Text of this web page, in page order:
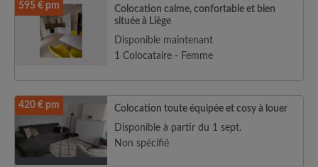
595 € pm
Colocation calme, confortable et bien
située à Liège
Disponible maintenant
1 Colocataire - Femme
420 € pm
Colocation toute équipée et cosy à louer
Disponible à partir du 1 sept.
Non spécifié